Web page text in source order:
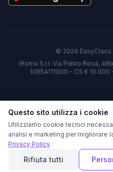
Questo sito utilizza i cookie
Utilizziamo cookie tecnici
analisi e marketing per migliorare
Privacy Policy
Rifiuta tutti
© 2026
iRoma S.r.l. Via Pietro Rosa,
10954111000 - CS €